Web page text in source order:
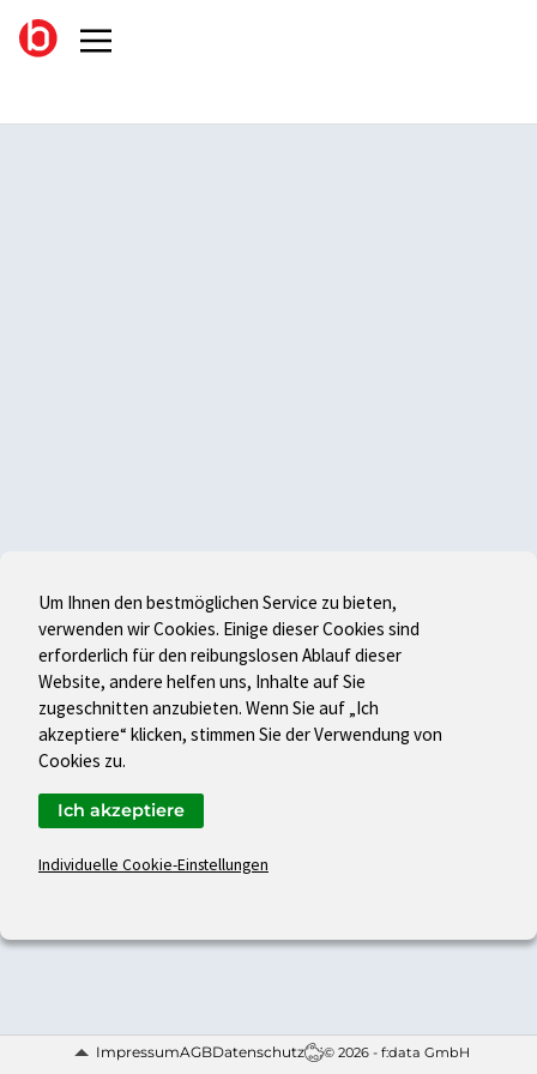
ImpressumAGBDatenschutz © 2026 - f:data GmbH
Um Ihnen den bestmöglichen Service zu bieten,
verwenden wir Cookies. Einige dieser Cookies sind
erforderlich für den reibungslosen Ablauf dieser
Website, andere helfen uns, Inhalte auf Sie
zugeschnitten anzubieten. Wenn Sie auf „Ich
akzeptiere“ klicken, stimmen Sie der Verwendung von
Cookies zu.
Individuelle Cookie-Einstellungen
Ich akzeptiere